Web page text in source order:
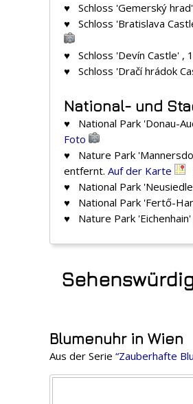
♥ Schloss 'Gemerský
♥ Schloss 'Bratislava
♥ Schloss 'Devín Castle' ,
♥ Schloss 'Dračí hrádok
National- und
♥ National Park 'Donau-
Foto
♥ Nature Park
entfernt. Auf der Karte
♥ National Park
♥ National Park 'Fertő-
♥ Nature Park
Blumenuhr in Wien
Aus der Serie “Zauberhafte